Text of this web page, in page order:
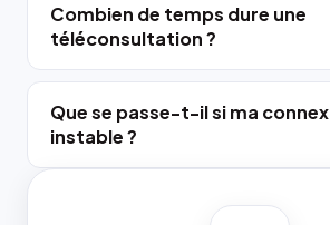
Combien de temps dure une
téléconsultation ?
Que se passe-t-il si ma
instable ?